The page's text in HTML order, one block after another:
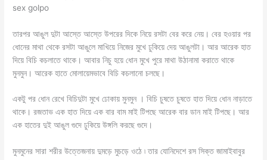
sex golpo
তারপর আঙুল দুটা আস্তে আস্তে উপরের দিকে নিয়ে রসটা বের করে নেয়। বের হওয়ার পর
ধোনের মাথা থেকে রসটা আঙুলে মাখিয়ে নিজের মুখে ঢুকিয়ে দেয় আঙুলটা। আর আরেক হাত
দিয়ে বিচি কচলাতে থাকে। আবার নিচু হয়ে ধোন মুখে পুরে মাথা উঠানামা করাতে থাকে
মুনমুন। আরেক হাতে মোলায়েমভাবে বিচি কচলানো চলছে।
একটু পর ধোন রেখে বিচিদুটা মুখে ঢোকায় মুনমুন । বিচি চুষতে চুষতে হাত দিয়ে ধোন নাড়াতে
থাকে। রজতাভ এক হাত দিয়ে এক বার বাম মাই টিপছে আরেক বার ডান মাই টিপছে। আর
এক হাতের দুই আঙুল গুদে ঢুকিয়ে উঙ্গলি করছে গুদে।
মুনমুনের সারা শরীর উত্তেজনায় দুমড়ে মুচড়ে ওঠে ৷ তার যোনিদেশে রস সিক্ত জামাইবাবুর